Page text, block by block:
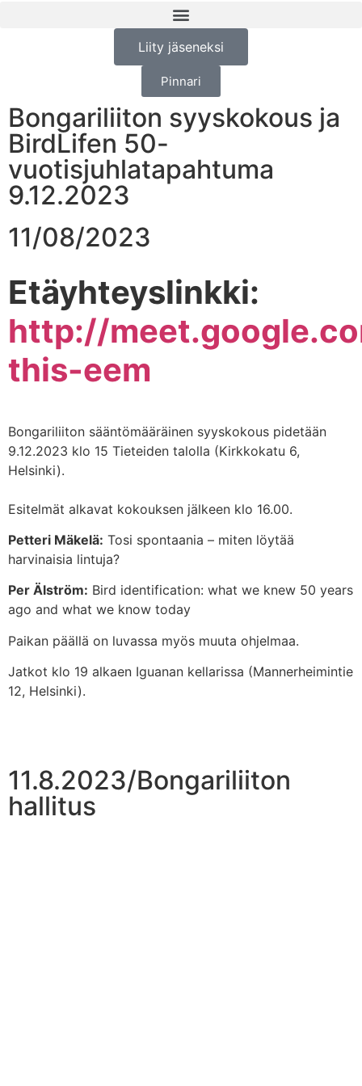
Liity jäseneksi
Pinnari
Bongariliiton syyskokous ja
BirdLifen 50-
vuotisjuhlatapahtuma
9.12.2023
11/08/2023
Etäyhteyslinkki:
http://
this-eem
Bongariliiton sääntömääräinen syyskokous pidetään
9.12.2023 klo 15 Tieteiden talolla (Kirkkokatu 6,
Helsinki).
Esitelmät alkavat kokouksen jälkeen klo 16.00.
Petteri Mäkelä: Tosi spontaania – miten löytää
harvinaisia lintuja?
Per Älström: Bird identification: what we knew 50 years
ago and what we know today
Paikan päällä on luvassa myös muuta ohjelmaa.
Jatkot klo 19 alkaen Iguanan kellarissa (Mannerheimintie
12, Helsinki).
11.8.2023/Bongariliiton
hallitus